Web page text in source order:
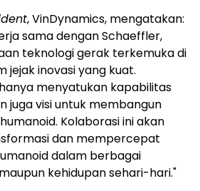
, VinDynamics, mengatakan:
sama dengan Schaeffler,
teknologi gerak terkemuka di
jejak inovasi yang kuat.
menyatukan kapabilitas
juga visi untuk membangun
Kolaborasi ini akan
dan mempercepat
dalam berbagai
kehidupan sehari-hari."